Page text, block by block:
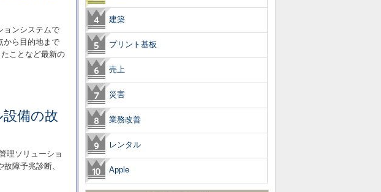
ョンシステムで
から目的地まで
ことなど最新の
備の故
理ソリューショ
障予兆診断、
建築
プリント基板
売上
災害
業務改善
レンタル
Apple